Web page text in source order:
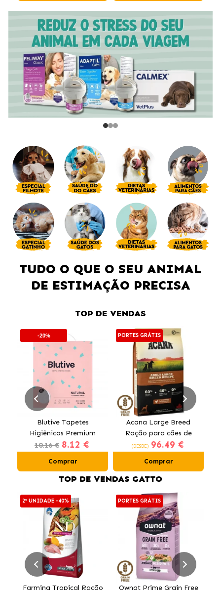
TUDO O QUE O SEU ANIMAL
DE ESTIMAÇÃO PRECISA
TOP DE VENDAS
-20%
Blutive Tapetes
Higiênicos Premium
para Cães 60x60 cm
10.16 € 8.12 €
Comprar
PORTES GRÁTIS
Acana Large Breed
Ração para cães de
raças grandes com
(DESDE) 96.49 €
Comprar
TOP DE VENDAS GATTO
2ª UNIDADE -40%
Farmina Tropical Ração
PORTES GRÁTIS
Ownat Prime Grain Free